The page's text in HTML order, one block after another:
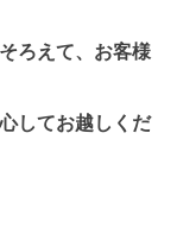
ろえて、お客様
してお越しくだ